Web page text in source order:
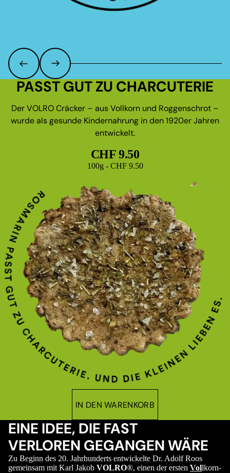
PASST GUT ZU CHARCUTERIE
Der VOLRO Cräcker – aus Vollkorn und Roggenschrot –
wurde als gesunde Kindernahrung in den 1920er Jahren
entwickelt.
CHF 9.50
Grundpreis
100g - CHF 9.50
IN DEN WARENKORB
EINE IDEE, DIE FAST
VERLOREN GEGANGEN WÄRE
Zu Beginn des 20. Jahrhunderts entwickelte Dr. Adolf Roos
gemeinsam mit Karl Jakob VOLRO®, einen der ersten Vollkorn-